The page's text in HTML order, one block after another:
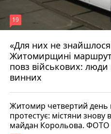
«Для них не знайшлося
Житомирщині
повз військових:
винних
19
17 липня 2026 р.
Житомир четвертий день
протестує: містяни
майдан Корольова. ФОТО